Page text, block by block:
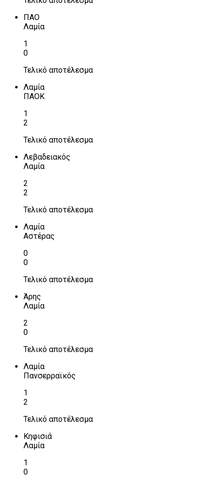
ΠΑΟ
Λαμία
1
0
Τελικό αποτέλεσμα
Λαμία
ΠΑΟΚ
1
2
Τελικό αποτέλεσμα
Λεβαδειακός
Λαμία
2
2
Τελικό αποτέλεσμα
Λαμία
Αστέρας
0
0
Τελικό αποτέλεσμα
Άρης
Λαμία
2
0
Τελικό αποτέλεσμα
Λαμία
Πανσερραϊκός
1
2
Τελικό αποτέλεσμα
Κηφισιά
Λαμία
1
0